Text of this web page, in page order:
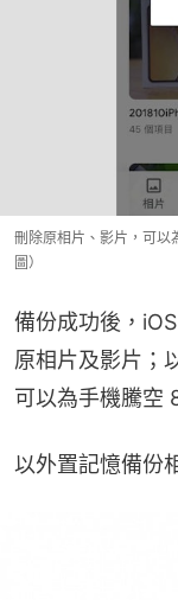
刪除原相片、影片，可以
圖）
備份成功後，
原相片及影片；
可以為手機騰空
以外置記憶備份